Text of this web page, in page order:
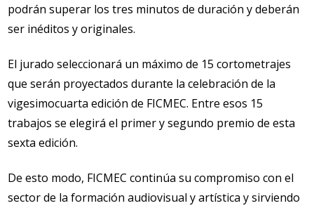
podrán superar los tres minutos de duración y deberán
ser inéditos y originales.
El jurado seleccionará un máximo de 15 cortometrajes
que serán proyectados durante la celebración de la
vigesimocuarta edición de FICMEC. Entre esos 15
trabajos se elegirá el primer y segundo premio de esta
sexta edición.
De esto modo, FICMEC continúa su compromiso con el
sector de la formación audiovisual y artística y sirviendo